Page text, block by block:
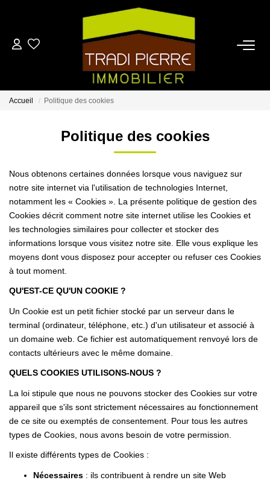
ACCUEIL
ACHETER
LOUER
ESTIMER
NOTRE AGENCE
CONTACT
Accueil Politique des cookies
Politique des cookies
Nous obtenons certaines données lorsque vous naviguez sur
notre site internet via l'utilisation de technologies Internet,
notamment les « Cookies ». La présente politique de gestion des
Cookies décrit comment notre site internet utilise les Cookies et
les technologies similaires pour collecter et stocker des
informations lorsque vous visitez notre site. Elle vous explique les
moyens dont vous disposez pour accepter ou refuser ces Cookies
à tout moment.
QU'EST-CE QU'UN COOKIE ?
Un Cookie est un petit fichier stocké par un serveur dans le
terminal (ordinateur, téléphone, etc.) d'un utilisateur et associé à
un domaine web. Ce fichier est automatiquement renvoyé lors de
contacts ultérieurs avec le même domaine.
QUELS COOKIES UTILISONS-NOUS ?
La loi stipule que nous ne pouvons stocker des Cookies sur votre
appareil que s'ils sont strictement nécessaires au fonctionnement
de ce site ou exemptés de consentement. Pour tous les autres
types de Cookies, nous avons besoin de votre permission.
Il existe différents types de Cookies :
Nécessaires : ils contribuent à rendre un site Web